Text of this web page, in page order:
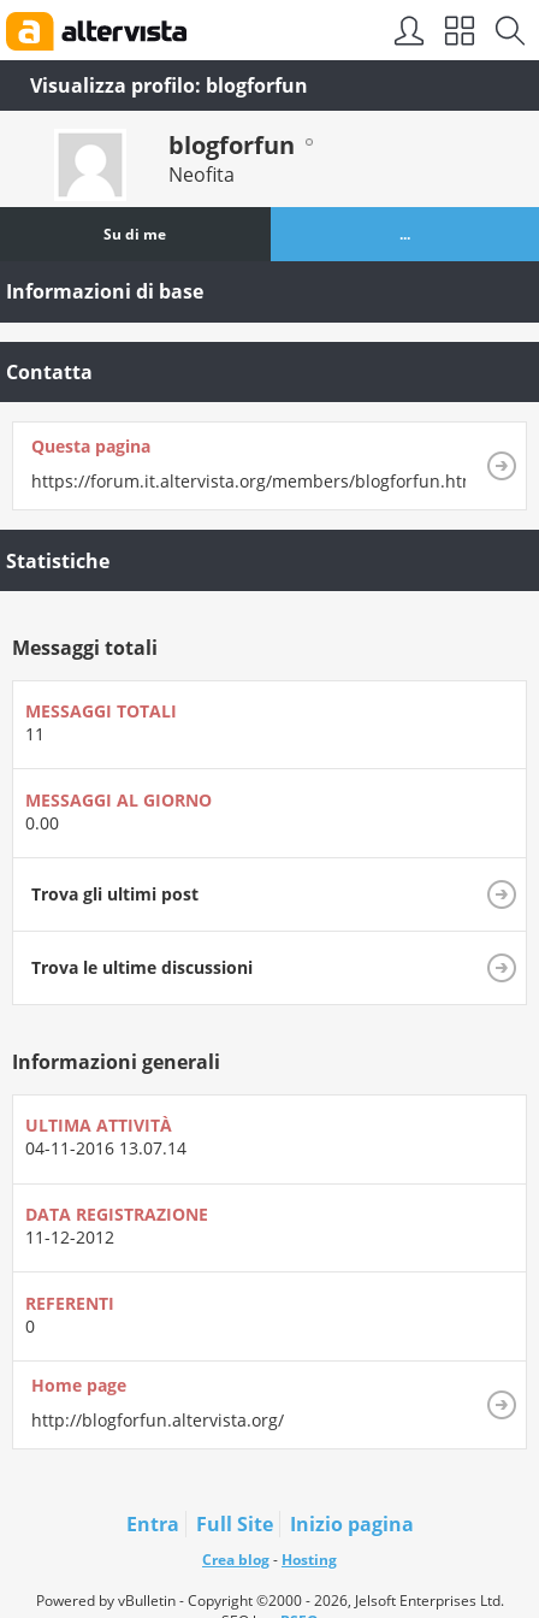
Visualizza profilo: blogforfun
blogforfun
Neofita
Su di me ...
Informazioni di base
Contatta
Questa pagina
https://forum.it.altervista.org/members/blogforfun.html
Statistiche
Messaggi totali
MESSAGGI TOTALI
11
MESSAGGI AL GIORNO
0.00
Trova gli ultimi post
Trova le ultime discussioni
Informazioni generali
ULTIMA ATTIVITÀ
04-11-2016 13.07.14
DATA REGISTRAZIONE
11-12-2012
REFERENTI
0
Home page
http://blogforfun.altervista.org/
Entra Full Site Inizio pagina
Crea blog- Hosting
Powered by vBulletin - Copyright ©2000 - 2026, Jelsoft Enterprises Ltd.